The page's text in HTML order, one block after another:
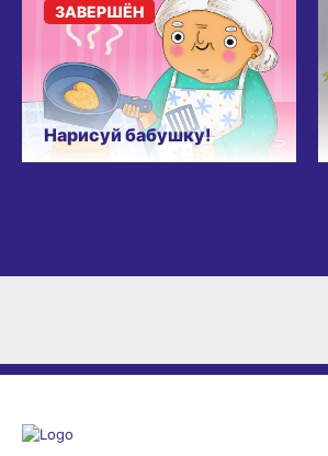
Нарисуй бабушку!
ЗАВЕРШЁН